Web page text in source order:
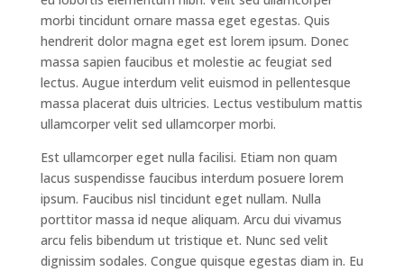
morbi tincidunt ornare massa eget egestas. Quis
hendrerit dolor magna eget est lorem ipsum. Donec
massa sapien faucibus et molestie ac feugiat sed
lectus. Augue interdum velit euismod in pellentesque
massa placerat duis ultricies. Lectus vestibulum mattis
ullamcorper velit sed ullamcorper morbi.
Est ullamcorper eget nulla facilisi. Etiam non quam
lacus suspendisse faucibus interdum posuere lorem
ipsum. Faucibus nisl tincidunt eget nullam. Nulla
porttitor massa id neque aliquam. Arcu dui vivamus
arcu felis bibendum ut tristique et. Nunc sed velit
dignissim sodales. Congue quisque egestas diam in. Eu